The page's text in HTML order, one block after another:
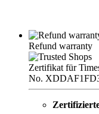
Refund warranty
Zertifikat für
No.